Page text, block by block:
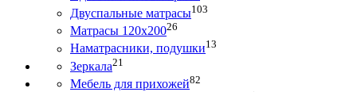
Двуспальные матрасы103
Матрасы 120х20026
Наматрасники, подушки13
Зеркала21
Мебель для прихожей82